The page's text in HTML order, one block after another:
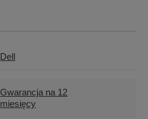
Dell
Gwarancja na 12
miesięcy